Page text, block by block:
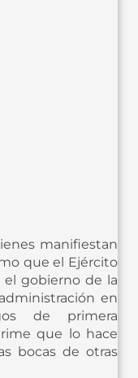
manifiestan
que el Ejército
gobierno de la
en
de primera
que lo hace
bocas de otras